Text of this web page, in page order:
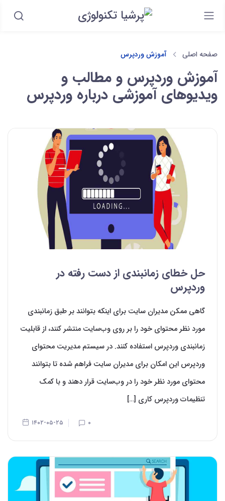
صفحه اصلی آموزش وردپرس
آموزش وردپرس و مطالب و
ویدیوهای آموزشی درباره وردپرس
حل خطای زمانبندی از دست رفته در
وردپرس
گاهی ممکن مدیران سایت برای اینکه بتوانند بر طبق زمانبندی
مورد نظر محتوای خود را بر روی وب‌سایت منتشر کنند، از قابلیت
زمانبندی وردپرس استفاده کنند. در سیستم مدیریت محتوای
وردپرس این امکان برای مدیران سایت فراهم شده تا بتوانند
محتوای مورد نظر خود را در وب‌سایت قرار دهند و با کمک
تنظیمات وردپرس کاری […]
۰ ۱۴۰۲-۰۵-۲۵